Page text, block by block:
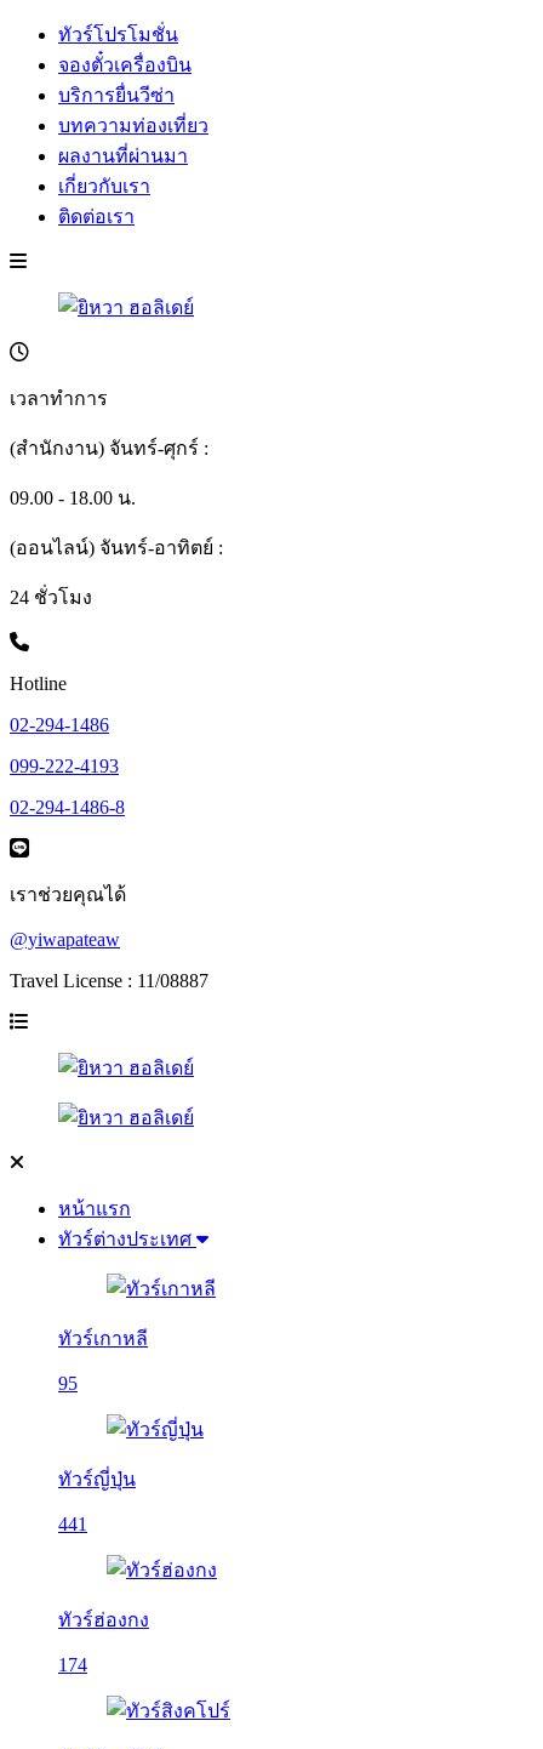
ทัวร์โปรโมชั่น
จองตั๋วเครื่องบิน
บริการยื่นวีซ่า
บทความท่องเที่ยว
ผลงานที่ผ่านมา
เกี่ยวกับเรา
ติดต่อเรา
เวลาทำการ
(สำนักงาน) จันทร์-ศุกร์ :
09.00 - 18.00 น.
(ออนไลน์) จันทร์-อาทิตย์ :
24 ชั่วโมง
Hotline
02-294-1486
099-222-4193
02-294-1486-8
เราช่วยคุณได้
@yiwapateaw
Travel License : 11/08887
หน้าแรก
ทัวร์ต่างประเทศ
ทัวร์เกาหลี
95
ทัวร์ญี่ปุ่น
441
ทัวร์ฮ่องกง
174